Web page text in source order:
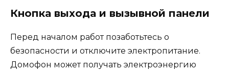
Кнопка выхода и вызывной панели
Перед началом работ позаботьтесь о
безопасности и отключите электропитание.
Домофон может получать электроэнергию